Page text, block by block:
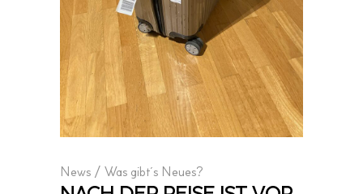
News / Was gibt´s Neues?